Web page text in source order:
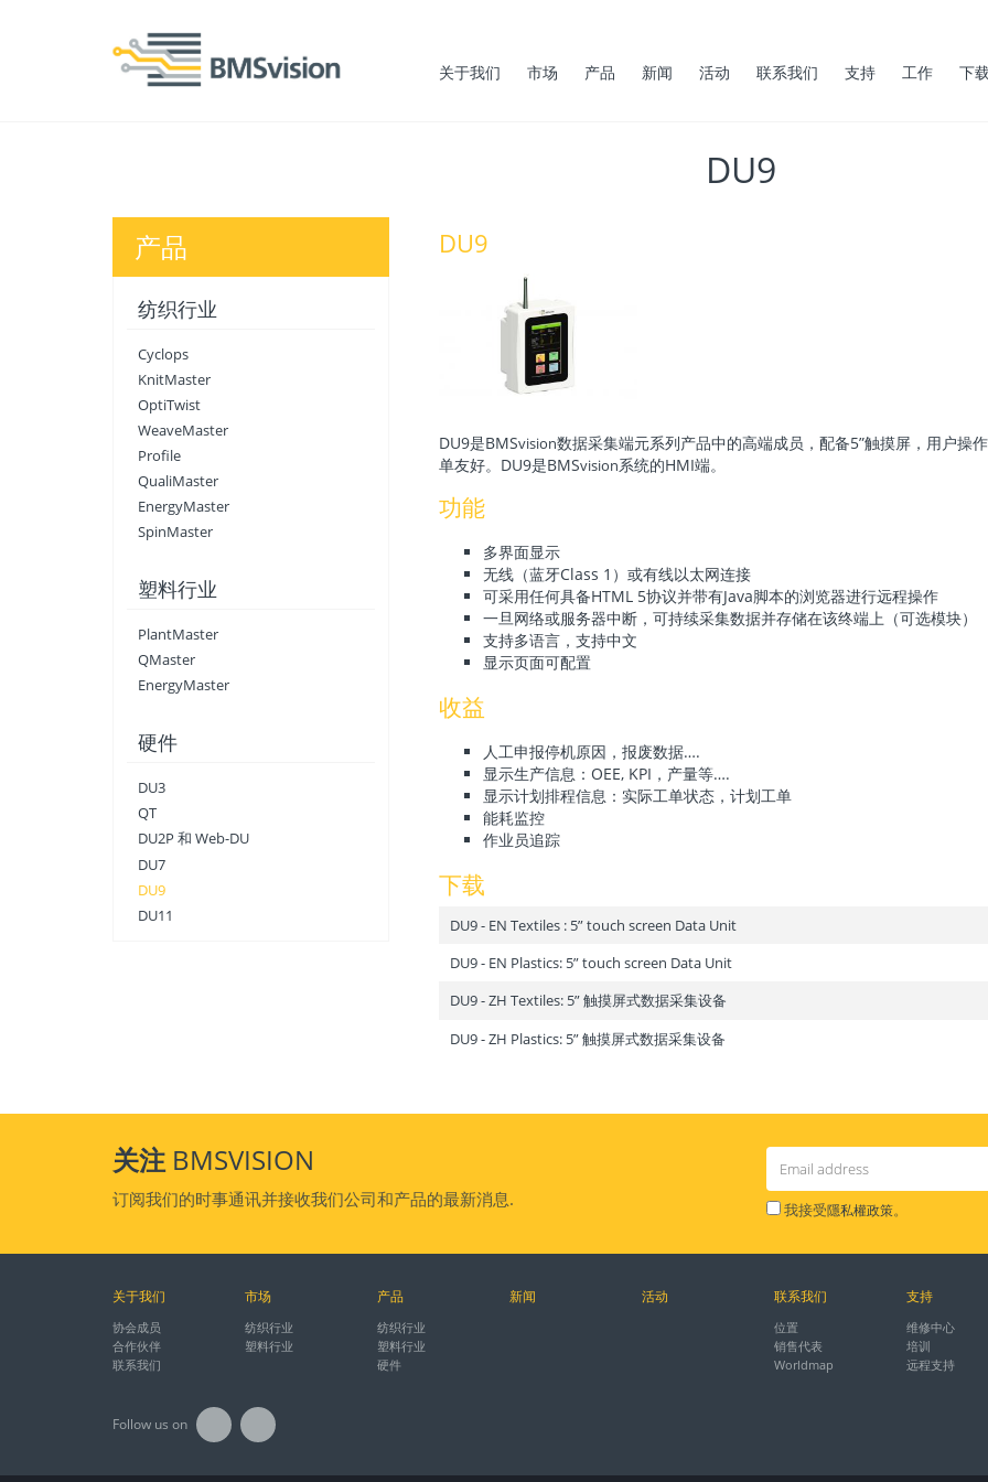
关于我们 市场 产品 新闻 活动 联系我们 支持 工作 下
DU9
产品
纺织行业
Cyclops
KnitMaster
OptiTwist
WeaveMaster
Profile
QualiMaster
EnergyMaster
SpinMaster
塑料行业
PlantMaster
QMaster
EnergyMaster
硬件
DU3
QT
DU2P 和 Web-DU
DU7
DU9
DU11
DU9
DU9是BMSvision数据采集端元系列产品中的高端成员，配备5”触摸屏，用户操
单友好。DU9是BMSvision系统的HMI端。
功能
多界面显示
无线（蓝牙Class 1）或有线以太网连接
可采用任何具备HTML 5协议并带有Java脚本的浏览器进行远程操作
一旦网络或服务器中断，可持续采集数据并存储在该终端上（可选模块）
支持多语言，支持中文
显示页面可配置
收益
人工申报停机原因，报废数据….
显示生产信息：OEE, KPI，产量等….
显示计划排程信息：实际工单状态，计划工单
能耗监控
作业员追踪
下载
DU9 - EN Textiles : 5” touch screen Data Unit
DU9 - EN Plastics: 5” touch screen Data Unit
DU9 - ZH Textiles: 5” 触摸屏式数据采集设备
DU9 - ZH Plastics: 5” 触摸屏式数据采集设备
关注 BMSVISION
订阅我们的时事通讯并接收我们公司和产品的最新消息. 我接受隱私權政策。
关于我们
协会成员
合作伙伴
联系我们
市场
纺织行业
塑料行业
产品
纺织行业
塑料行业
硬件
新闻 活动 联系我们
位置
销售代表
Worldmap
支持
维修中心
培训
远程支持
Follow us on